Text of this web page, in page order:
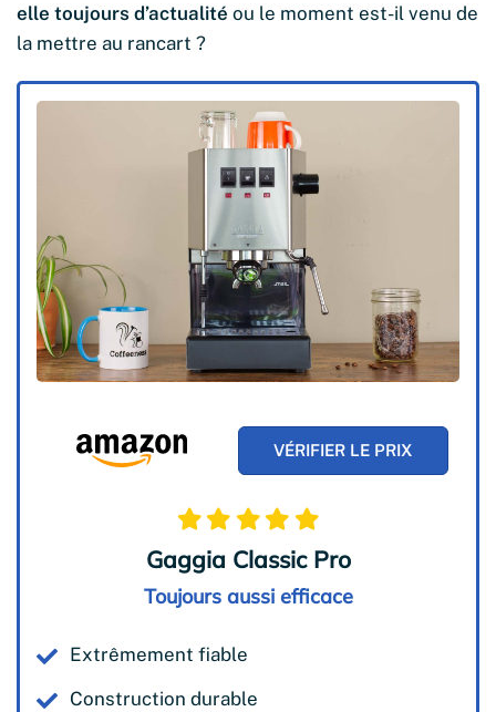
elle toujours d’actualité ou le moment est-il venu de
la mettre au rancart ?
Gaggia Classic Pro
Toujours aussi efficace
Extrêmement fiable
Construction durable
VÉRIFIER LE PRIX